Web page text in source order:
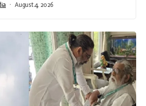
August 4, 2026